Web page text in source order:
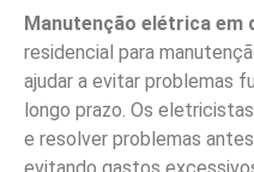
Manutenção elétrica em
residencial para
ajudar a evitar problemas
longo prazo. Os
e resolver problemas